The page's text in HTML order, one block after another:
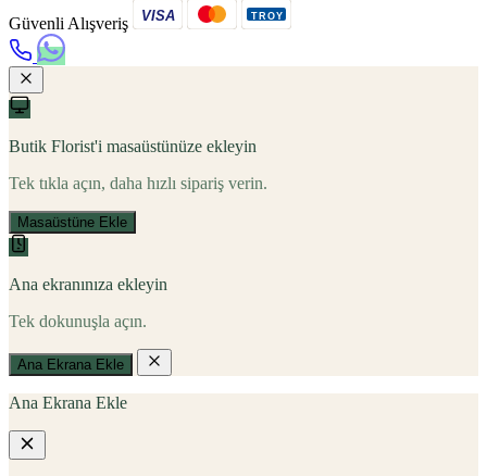
Güvenli Alışveriş
VISA TROY
Butik Florist'i masaüstünüze ekleyin
Tek tıkla açın, daha hızlı sipariş verin.
Masaüstüne Ekle
Ana ekranınıza ekleyin
Tek dokunuşla açın.
Ana Ekrana Ekle
Ana Ekrana Ekle